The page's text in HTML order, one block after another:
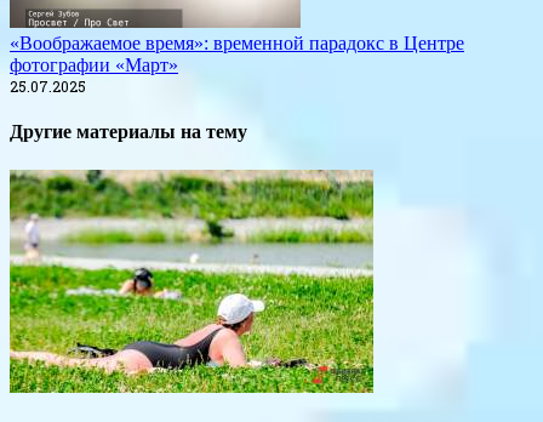
«Воображаемое время»: временной парадокс в Центре
фотографии «Март»
25.07.2025
Другие материалы на тему